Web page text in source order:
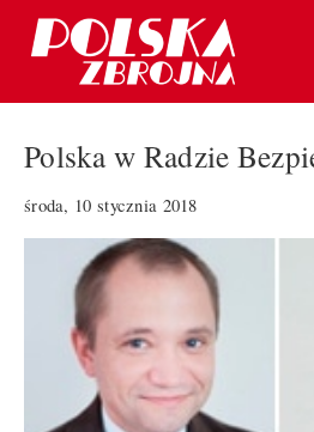
Polska w Radzie
środa, 10 stycznia 2018